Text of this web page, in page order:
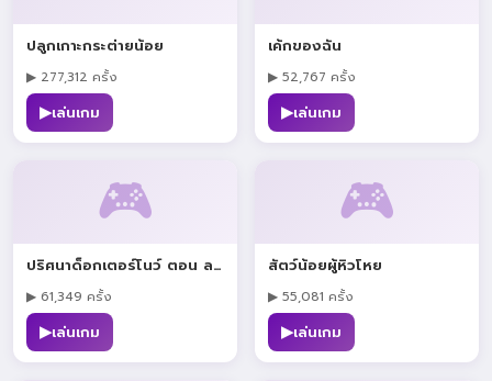
ปลูกเกาะกระต่ายน้อย
▶ 277,312 ครั้ง
▶เล่นเกม
เค้กของฉัน
▶ 52,767 ครั้ง
▶เล่นเกม
🎮
ปริศนาด็อกเตอร์โนว์ ตอน ลอยทะเล
▶ 61,349 ครั้ง
▶เล่นเกม
🎮
สัตว์น้อยผู้หิวโหย
▶ 55,081 ครั้ง
▶เล่นเกม